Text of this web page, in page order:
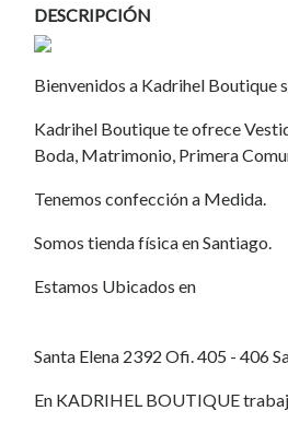
DESCRIPCIÓN
Bienvenidos a Kadrihel Boutique
Kadrihel Boutique te ofrece
Boda, Matrimonio, Primera
Tenemos confección a Medida.
Somos tienda física en Santiago.
Estamos Ubicados en
Santa Elena 2392 Ofi. 405 - 406
En KADRIHEL BOUTIQUE